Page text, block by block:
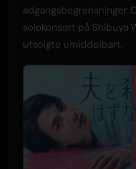
adgangsbegrensninger.
solokonsert på Shibuya
utsolgte umiddelbart.